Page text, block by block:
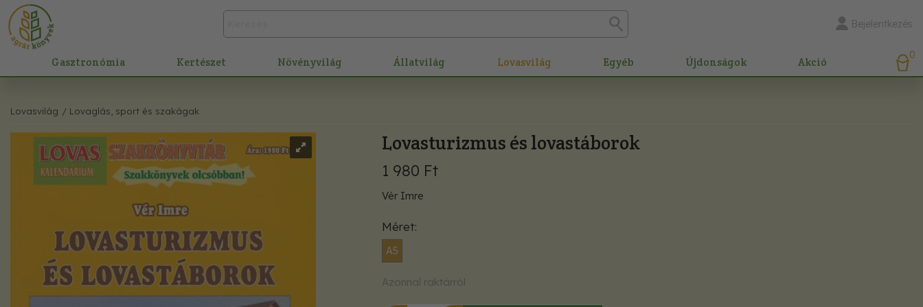
Bejelentkezés
Gasztronómia Kertészet Növényvilág Állatvilág Lovasvilág Egyéb Újdonságok Akció
0
Lovasvilág / Lovaglás, sport és szakágak
Lovasturizmus és lovastáborok
1 980 Ft
Vér Imre
Méret
A5
Azonnal raktárról